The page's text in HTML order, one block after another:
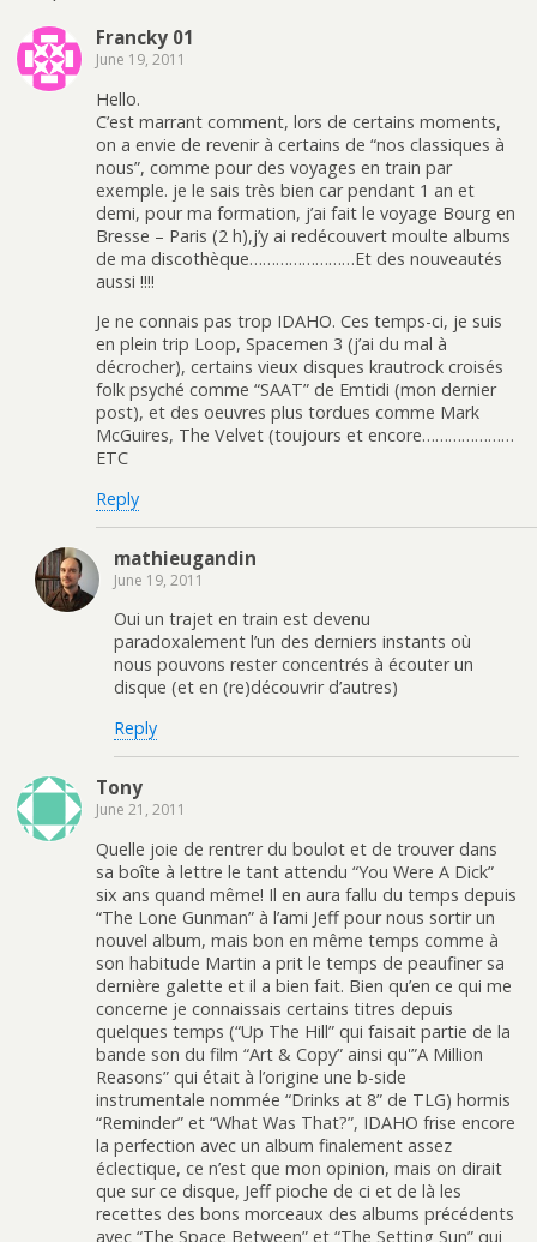
Francky 01
June 19, 2011
Hello.
C’est marrant comment, lors de certains moments,
on a envie de revenir à certains de “nos classiques à
nous”, comme pour des voyages en train par
exemple. je le sais très bien car pendant 1 an et
demi, pour ma formation, j’ai fait le voyage Bourg en
Bresse – Paris (2 h),j’y ai redécouvert moulte albums
de ma discothèque……………………Et des nouveautés
aussi !!!!
Je ne connais pas trop IDAHO. Ces temps-ci, je suis
en plein trip Loop, Spacemen 3 (j’ai du mal à
décrocher), certains vieux disques krautrock croisés
folk psyché comme “SAAT” de Emtidi (mon dernier
post), et des oeuvres plus tordues comme Mark
McGuires, The Velvet (toujours et encore…………………
ETC
Reply
mathieugandin
June 19, 2011
Oui un trajet en train est devenu
paradoxalement l’un des derniers instants où
nous pouvons rester concentrés à écouter un
disque (et en (re)découvrir d’autres)
Reply
Tony
June 21, 2011
Quelle joie de rentrer du boulot et de trouver dans
sa boîte à lettre le tant attendu “You Were A Dick”
six ans quand même! Il en aura fallu du temps depuis
“The Lone Gunman” à l’ami Jeff pour nous sortir un
nouvel album, mais bon en même temps comme à
son habitude Martin a prit le temps de peaufiner sa
dernière galette et il a bien fait. Bien qu’en ce qui me
concerne je connaissais certains titres depuis
quelques temps (“Up The Hill” qui faisait partie de la
bande son du film “Art & Copy” ainsi qu'”A Million
Reasons” qui était à l’origine une b-side
instrumentale nommée “Drinks at 8” de TLG) hormis
“Reminder” et “What Was That?”, IDAHO frise encore
la perfection avec un album finalement assez
éclectique, ce n’est que mon opinion, mais on dirait
que sur ce disque, Jeff pioche de ci et de là les
recettes des bons morceaux des albums précédents
avec “The Space Between” et “The Setting Sun” qui